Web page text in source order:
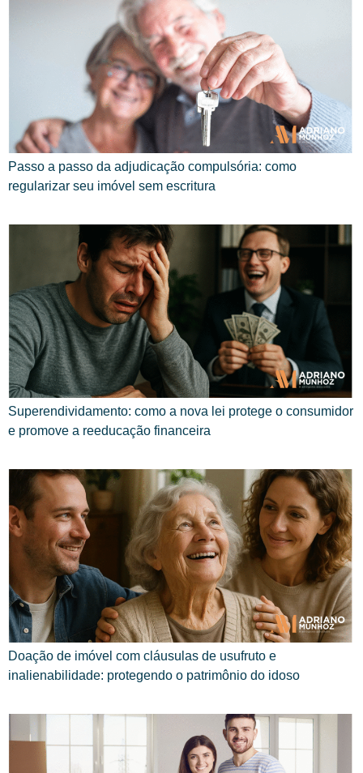
Passo a passo da adjudicação compulsória: como
regularizar seu imóvel sem escritura
Superendividamento: como a nova lei protege o consumidor
e promove a reeducação financeira
Doação de imóvel com cláusulas de usufruto e
inalienabilidade: protegendo o patrimônio do idoso